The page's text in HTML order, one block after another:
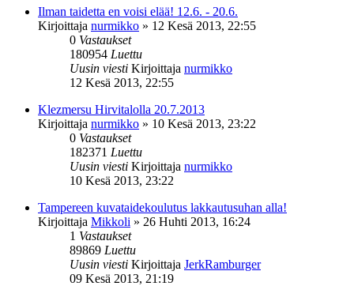
Ilman taidetta en voisi elää! 12.6. - 20.6.
Kirjoittaja nurmikko » 12 Kesä 2013, 22:55
0 Vastaukset
180954 Luettu
Uusin viesti Kirjoittaja nurmikko
12 Kesä 2013, 22:55
Klezmersu Hirvitalolla 20.7.2013
Kirjoittaja nurmikko » 10 Kesä 2013, 23:22
0 Vastaukset
182371 Luettu
Uusin viesti Kirjoittaja nurmikko
10 Kesä 2013, 23:22
Tampereen kuvataidekoulutus lakkautusuhan alla!
Kirjoittaja Mikkoli » 26 Huhti 2013, 16:24
1 Vastaukset
89869 Luettu
Uusin viesti Kirjoittaja JerkRamburger
09 Kesä 2013, 21:19